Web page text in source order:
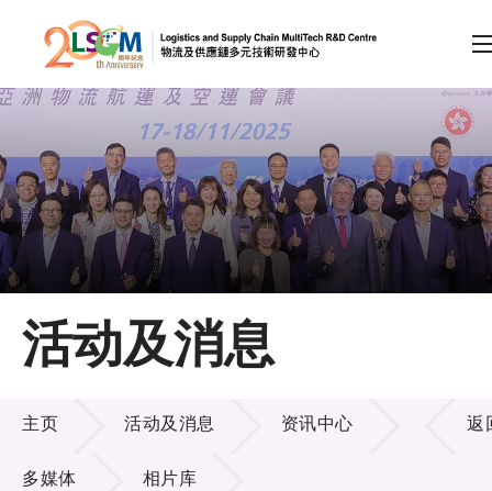
跳到内容（按回车键）
会员登录
A A EN 繁 简
主页
关于LSCM
技术商品化
项目及资助计划
活动及消息
活动及消息
主页 活动及消息 资讯中心
多媒体 相片库
返